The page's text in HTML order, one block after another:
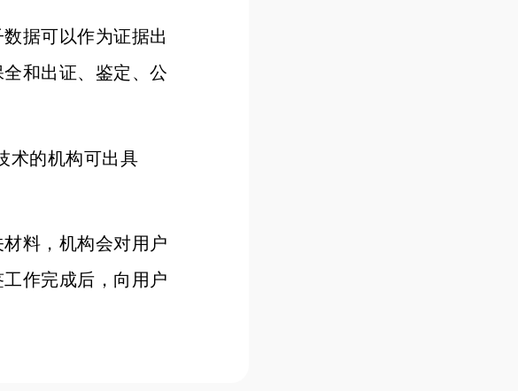
据可以作为证据出
和出证、鉴定、公
术的机构可出具
料，机构会对用户
作完成后，向用户